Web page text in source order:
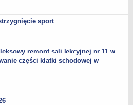
sport
remont sali lekcyjnej nr 11 w
części klatki schodowej w